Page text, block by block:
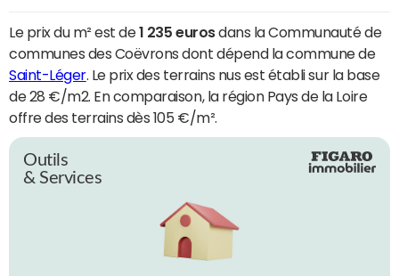
Le prix du m² est de1 235 eurosdans la Communauté de
communes des Coëvrons dont dépend la commune de
Saint-Léger. Le prix des terrains nus est établi sur la base
de 28 €/m2. En comparaison, la région Pays de la Loire
offre des terrains dès 105 €/m².
Outils
& Services